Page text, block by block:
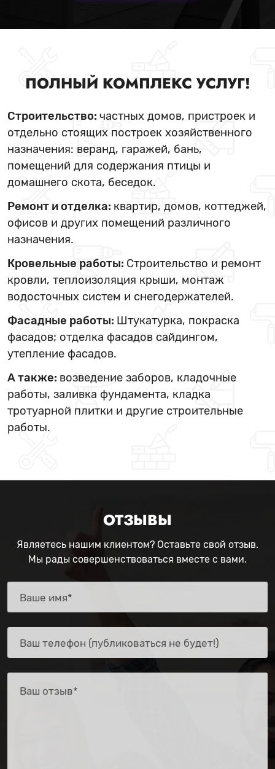
ПОЛНЫЙ КОМПЛЕКС УСЛУГ!
Строительство: частных домов, пристроек и
отдельно стоящих построек хозяйственного
назначения: веранд, гаражей, бань,
помещений для содержания птицы и
домашнего скота, беседок.
Ремонт и отделка: квартир, домов, коттеджей,
офисов и других помещений различного
назначения.
Кровельные работы: Строительство и ремонт
кровли, теплоизоляция крыши, монтаж
водосточных систем и снегодержателей.
Фасадные работы: Штукатурка, покраска
фасадов; отделка фасадов сайдингом,
утепление фасадов.
А также: возведение заборов, кладочные
работы, заливка фундамента, кладка
тротуарной плитки и другие строительные
работы.
ОТЗЫВЫ
Являетесь нашим клиентом? Оставьте свой отзыв.
Мы рады совершенствоваться вместе с вами.